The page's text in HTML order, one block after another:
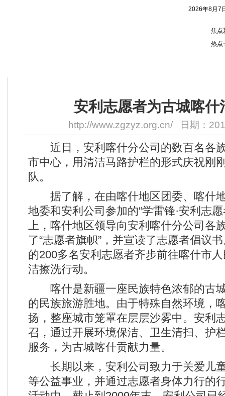
2026年8月7
焦点
热点
安利志愿者为古城喀什
http://www.zgzyz.org.cn/日期：
近日，安利喀什分公司的数百名各
市中心，用清洁马路护栏的形式庆祝刚
队。
据了解，在由喀什地区团委、喀什
地委和安利公司参加的“学雷锋·安利志
上，喀什地区领导向安利喀什分公司各
了“志愿者旗帜”，并宣读了志愿者倡议
的200多名安利志愿者齐步前往喀什市
洁擦洗行动。
喀什是新疆一座民族特色浓郁的古
的民族旅游胜地。由于特殊自然环境，
扬，整座城市笼罩在层层沙雾中。安利
召，通过开展环境保洁、卫生清扫、护
服务，为古城喀什贡献力量。
长期以来，安利公司致力于关爱儿
等公益事业，并通过志愿者身体力行的